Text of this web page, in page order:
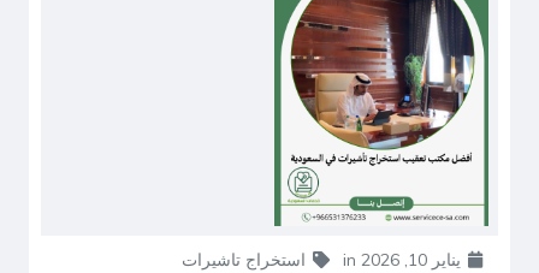
يناير 10, 2026 in
استخراج تاشيرات